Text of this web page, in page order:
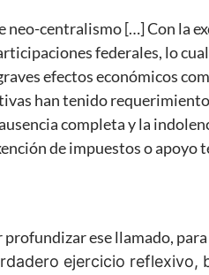
neo-centralismo […] Con la
federales, lo cual
efectos económicos
han tenido
completa y la
de impuestos o apoyo
ese llamado,
ejercicio reflexivo,